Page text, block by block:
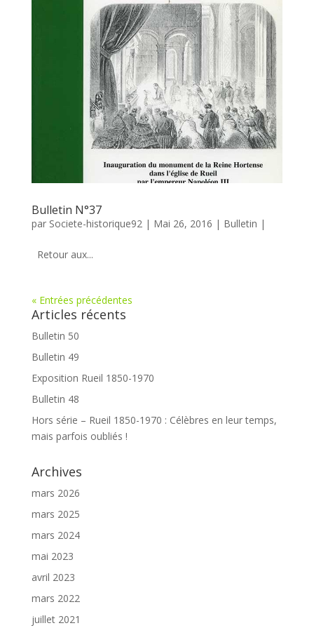
Bulletin N°37
par Societe-historique92| Mai 26, 2016 | Bulletin |
Retour aux...
« Entrées précédentes
Articles récents
Bulletin 50
Bulletin 49
Exposition Rueil 1850-1970
Bulletin 48
Hors série – Rueil 1850-1970 : Célèbres en leur temps,
mais parfois oubliés !
Archives
mars 2026
mars 2025
mars 2024
mai 2023
avril 2023
mars 2022
juillet 2021